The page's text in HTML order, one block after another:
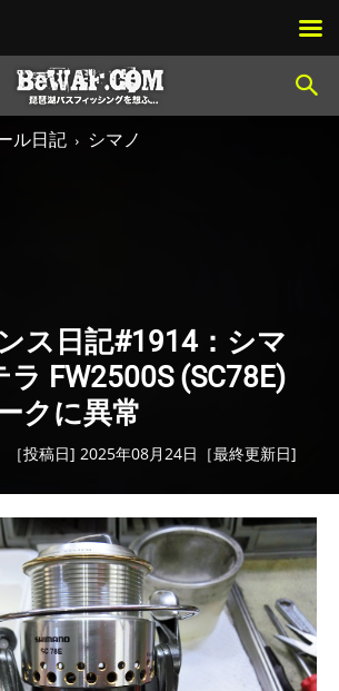
ル日記 シマノ
ス日記#1914：シマ
ラ FW2500S (SC78E)
クに異常
［投稿日] 2025年08月24日［最終更新日]